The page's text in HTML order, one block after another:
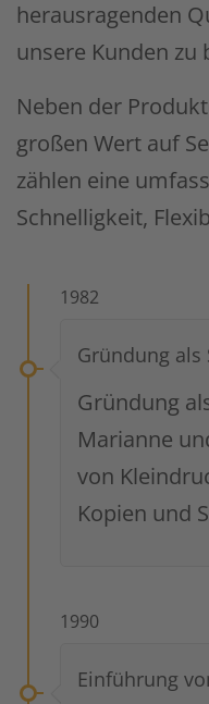
herausragenden
unsere Kunden zu
Neben der
großen Wert auf
zählen eine
Schnelligkeit,
1982
Gründung als
Gründung
Marianne
von
Kopien und
1990
Einführung